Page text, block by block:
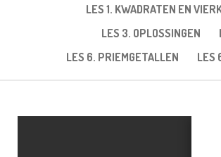
LES 1. KWADRATEN EN
LES 3. OPLOSSINGEN
LES 6. PRIEMGETALLEN
LES